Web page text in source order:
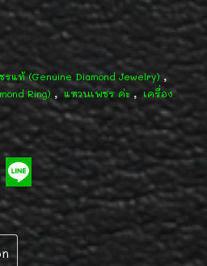
รแท้ (Genuine Diamond Jewelry) ,
Ring) , แหวนเพชร ค่ะ , เครื่อง